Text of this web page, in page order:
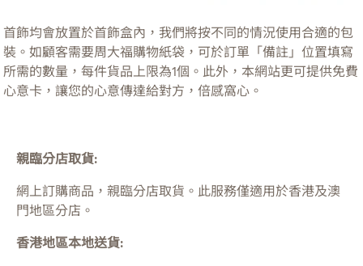
首飾均會放置於首飾盒內，我們將按不同的情況使用合適的包
裝。如顧客需要周大福購物紙袋，可於訂單「備註」位置填寫
所需的數量，每件貨品上限為1個。此外，本網站更可提供免費
心意卡，讓您的心意傳達給對方，倍感窩心。
親臨分店取貨:
網上訂購商品，親臨分店取貨。此服務僅適用於香港及澳
門地區分店。
香港地區本地送貨: